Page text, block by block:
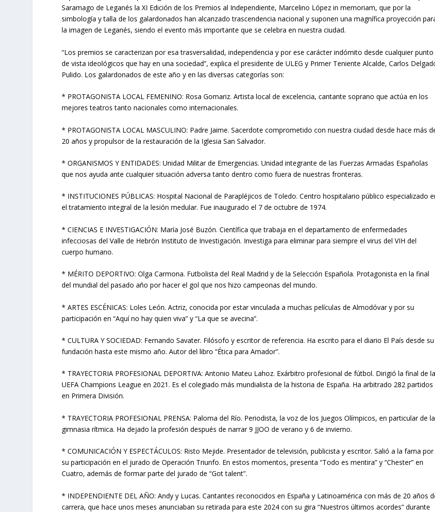
Saramago de Leganés la XI Edición de los Premios al Independiente, Marcelino López in memoriam, que por la
simbología y talla de los galardonados han alcanzado trascendencia nacional y suponen una magnífica proyección
la imagen de Leganés, siendo el evento más importante que se celebra en nuestra ciudad.
“Los premios se caracterizan por esa trasversalidad, independencia y por ese carácter indómito desde cualquier punto
de vista ideológicos que hay en una sociedad”, explica el presidente de ULEG y Primer Teniente Alcalde, Carlos
Pulido. Los galardonados de este año y en las diversas categorías son:
* PROTAGONISTA LOCAL FEMENINO: Rosa Gomariz. Artista local de excelencia, cantante soprano que actúa en los
mejores teatros tanto nacionales como internacionales.
* PROTAGONISTA LOCAL MASCULINO: Padre Jaime. Sacerdote comprometido con nuestra ciudad desde hace más
20 años y propulsor de la restauración de la Iglesia San Salvador.
* ORGANISMOS Y ENTIDADES: Unidad Militar de Emergencias. Unidad integrante de las Fuerzas Armadas Españolas
que nos ayuda ante cualquier situación adversa tanto dentro como fuera de nuestras fronteras.
* INSTITUCIONES PÚBLICAS: Hospital Nacional de Parapléjicos de Toledo. Centro hospitalario público especializado
el tratamiento integral de la lesión medular. Fue inaugurado el 7 de octubre de 1974.
* CIENCIAS E INVESTIGACIÓN: María José Buzón. Científica que trabaja en el departamento de enfermedades
infecciosas del Valle de Hebrón Instituto de Investigación. Investiga para eliminar para siempre el virus del VIH del
cuerpo humano.
* MÉRITO DEPORTIVO: Olga Carmona. Futbolista del Real Madrid y de la Selección Española. Protagonista en la final
del mundial del pasado año por hacer el gol que nos hizo campeonas del mundo.
* ARTES ESCÉNICAS: Loles León. Actriz, conocida por estar vinculada a muchas películas de Almodóvar y por su
participación en “Aquí no hay quien viva” y “La que se avecina”.
* CULTURA Y SOCIEDAD: Fernando Savater. Filósofo y escritor de referencia. Ha escrito para el diario El País desde su
fundación hasta este mismo año. Autor del libro “Ética para Amador”.
* TRAYECTORIA PROFESIONAL DEPORTIVA: Antonio Mateu Lahoz. Exárbitro profesional de fútbol. Dirigió la final de
UEFA Champions League en 2021. Es el colegiado más mundialista de la historia de España. Ha arbitrado 282 partidos
en Primera División.
* TRAYECTORIA PROFESIONAL PRENSA: Paloma del Río. Periodista, la voz de los Juegos Olímpicos, en particular de la
gimnasia rítmica. Ha dejado la profesión después de narrar 9 JJOO de verano y 6 de invierno.
* COMUNICACIÓN Y ESPECTÁCULOS: Risto Mejide. Presentador de televisión, publicista y escritor. Salió a la fama por
su participación en el jurado de Operación Triunfo. En estos momentos, presenta “Todo es mentira” y “Chester” en
Cuatro, además de formar parte del jurado de “Got talent”.
* INDEPENDIENTE DEL AÑO: Andy y Lucas. Cantantes reconocidos en España y Latinoamérica con más de 20 años
carrera, que hace unos meses anunciaban su retirada para este 2024 con su gira “Nuestros últimos acordes” durante